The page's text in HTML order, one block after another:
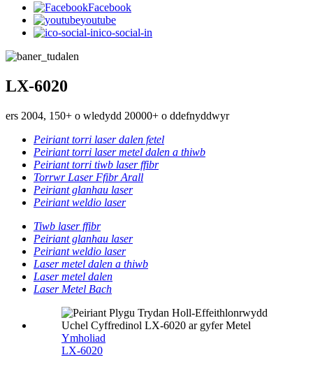
Facebook
youtube
ico-social-in
LX-6020
ers 2004, 150+ o wledydd 20000+ o ddefnyddwyr
Peiriant torri laser dalen fetel
Peiriant torri laser metel dalen a thiwb
Peiriant torri tiwb laser ffibr
Torrwr Laser Ffibr Arall
Peiriant glanhau laser
Peiriant weldio laser
Tiwb laser ffibr
Peiriant glanhau laser
Peiriant weldio laser
Laser metel dalen a thiwb
Laser metel dalen
Laser Metel Bach
Ymholiad
LX-6020